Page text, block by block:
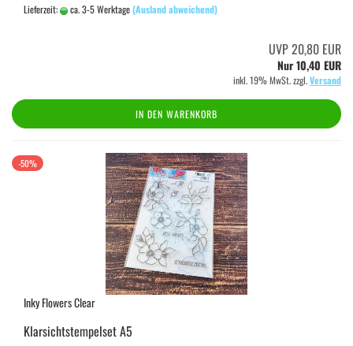
Lieferzeit: ca. 3-5 Werktage(Ausland abweichend)
UVP 20,80 EUR
Nur 10,40 EUR
inkl. 19% MwSt. zzgl.Versand
IN DEN WARENKORB
-50%
Inky Flowers Clear
Klarsichtstempelset A5